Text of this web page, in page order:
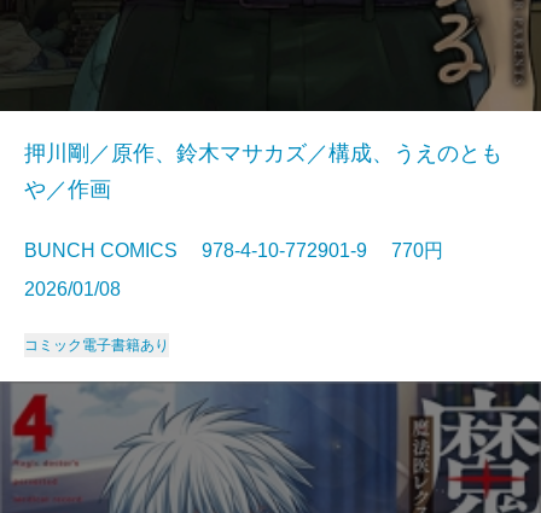
押川剛／原作、鈴木マサカズ／構成、うえのとも
や／作画
BUNCH COMICS 978-4-10-772901-9 770円
2026/01/08
コミック 電子書籍あり